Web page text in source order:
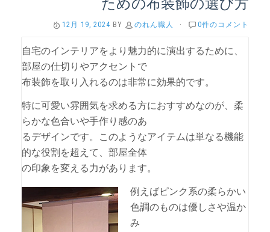
12月 19, 2024 BY のれん職人 · 0件のコメント
自宅のインテリアをより魅力的に演出するために、
部屋の仕切りやアクセントで
布装飾を取り入れるのは非常に効果的です。
特に可愛い雰囲気を求める方におすすめなのが、柔
らかな色合いや手作り感のあ
るデザインです。このようなアイテムは単なる機能
的な役割を超えて、部屋全体
の印象を変える力があります。
例えばピンク系の柔らかい
色調のものは優しさや温か
み